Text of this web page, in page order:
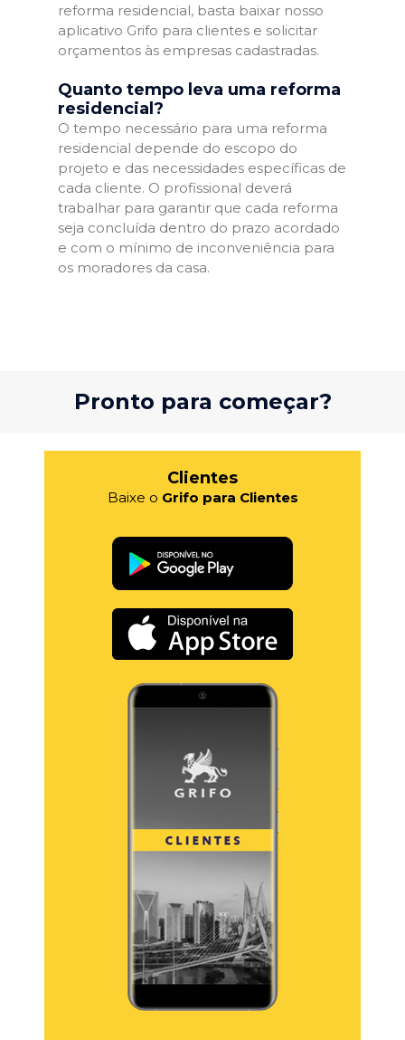
reforma residencial, basta baixar nosso
aplicativo Grifo para clientes e solicitar
orçamentos às empresas cadastradas.
Quanto tempo leva uma reforma
residencial?
O tempo necessário para uma reforma
residencial depende do escopo do
projeto e das necessidades específicas de
cada cliente. O profissional deverá
trabalhar para garantir que cada reforma
seja concluída dentro do prazo acordado
e com o mínimo de inconveniência para
os moradores da casa.
Pronto para começar?
Clientes
Baixe o Grifo para Clientes